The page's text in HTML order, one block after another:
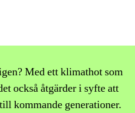
Med ett klimathot som
också åtgärder i syfte att
kommande generationer.